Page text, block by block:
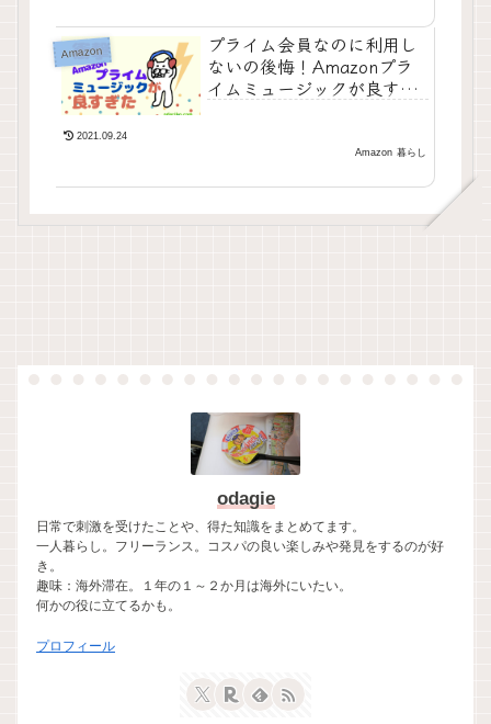
Amazon
プライム会員なのに利用し
ないの後悔！Amazonプラ
イムミュージックが良すぎ
2021.09.24
Amazon 暮らし
odagie
日常で刺激を受けたことや、得た知識をまとめてます。
一人暮らし。フリーランス。コスパの良い楽しみや発見をするのが好
き。
趣味：海外滞在。１年の１～２か月は海外にいたい。
何かの役に立てるかも。
プロフィール